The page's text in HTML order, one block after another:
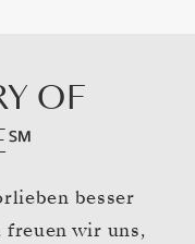
OF
besser
freuen wir uns,